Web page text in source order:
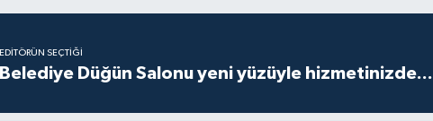
EDITÖRÜN SEÇTIĞI
Belediye Düğün Salonu yeni yüzüyle hizmetinizde...